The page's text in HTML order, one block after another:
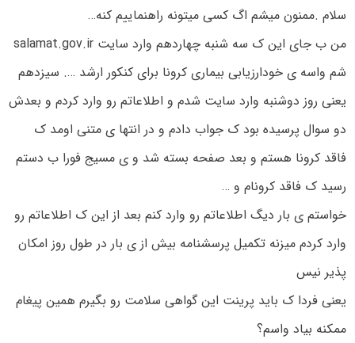
سلام .ممنون میشم اگ کسی میتونه راهنماییم کنه…
من ب جای این ک سه شنبه چهاردهم وارد سایت salamat.gov.ir
شم واسه ی خودارزیابی بیماری کرونا برای کنکور ارشد …. سیزدهم
یعنی روز دوشنبه وارد سایت شدم و اطلاعاتم رو وارد کردم و بعدش
دو سوال پرسیده بود ک جواب دادم و در انتها ی متنی اومد ک
فاقد کرونا هستم و بعد صفحه بسته شد و ی مسیج فورا ب دستم
رسید ک فاقد کرونام و …
خواستم ی بار دیگ اطلاعاتم رو وارد کنم بعد از این ک اطلاعاتم رو
وارد کردم میزنه تکمیل پرسشنامه بیش از ی بار در طول روز امکان
پذیر نیس
یعنی فردا ک باید پرینت این گواهی سلامت رو بگیرم همین پیغام
ممکنه بیاد واسم؟